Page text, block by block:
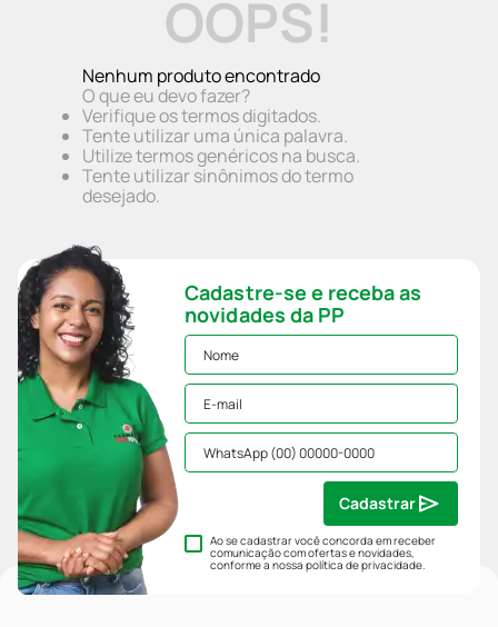
OOPS!
Nenhum produto encontrado
O que eu devo fazer?
Verifique os termos digitados.
Tente utilizar uma única palavra.
Utilize termos genéricos na busca.
Tente utilizar sinônimos do termo
desejado.
Cadastre-se e receba as
novidades da PP
Ao se cadastrar você concorda em receber
comunicação com ofertas e novidades,
conforme a nossapolítica de privacidade.
Cadastrar